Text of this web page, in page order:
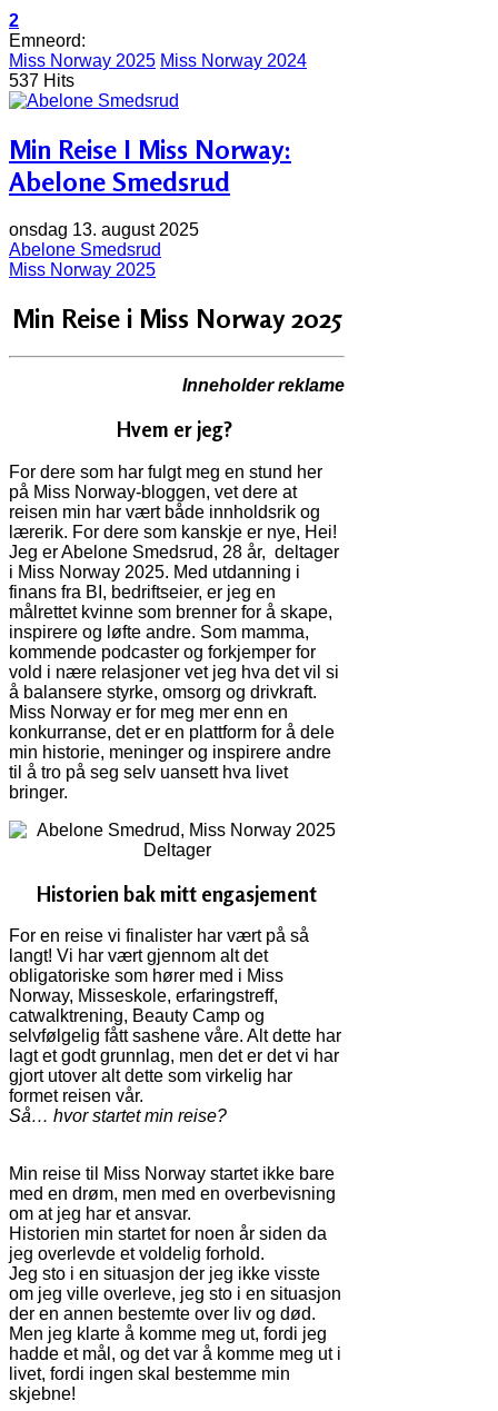
2
Emneord:
Miss Norway 2025 Miss Norway 2024
537 Hits
Min Reise I Miss Norway:
Abelone Smedsrud
onsdag 13. august 2025
Abelone Smedsrud
Miss Norway 2025
Min Reise i Miss Norway 2025
Inneholder reklame
Hvem er jeg?
For dere som har fulgt meg en stund her
på Miss Norway-bloggen, vet dere at
reisen min har vært både innholdsrik og
lærerik. For dere som kanskje er nye, Hei!
Jeg er Abelone Smedsrud, 28 år, deltager
i Miss Norway 2025. Med utdanning i
finans fra BI, bedriftseier, er jeg en
målrettet kvinne som brenner for å skape,
inspirere og løfte andre. Som mamma,
kommende podcaster og forkjemper for
vold i nære relasjoner vet jeg hva det vil si
å balansere styrke, omsorg og drivkraft.
Miss Norway er for meg mer enn en
konkurranse, det er en plattform for å dele
min historie, meninger og inspirere andre
til å tro på seg selv uansett hva livet
bringer.
Historien bak mitt engasjement
For en reise vi finalister har vært på så
langt! Vi har vært gjennom alt det
obligatoriske som hører med i Miss
Norway, Misseskole, erfaringstreff,
catwalktrening, Beauty Camp og
selvfølgelig fått sashene våre. Alt dette har
lagt et godt grunnlag, men det er det vi har
gjort utover alt dette som virkelig har
formet reisen vår.
Så… hvor startet min reise?
Min reise til Miss Norway startet ikke bare
med en drøm, men med en overbevisning
om at jeg har et ansvar.
Historien min startet for noen år siden da
jeg overlevde et voldelig forhold.
Jeg sto i en situasjon der jeg ikke visste
om jeg ville overleve, jeg sto i en situasjon
der en annen bestemte over liv og død.
Men jeg klarte å komme meg ut, fordi jeg
hadde et mål, og det var å komme meg ut i
livet, fordi ingen skal bestemme min
skjebne!